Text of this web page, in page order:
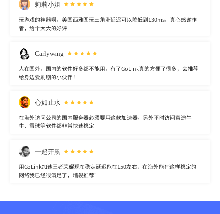
莉莉小姐
玩游戏的神器啊，美国西雅图玩三角洲延迟可以降低到130ms，真心感谢作
者，给个大大的好评
Carlywang
人在国外，国内的软件好多都不能用，有了GoLink真的方便了很多，会推荐
给身边爱刷剧的小伙伴！
心如止水
在海外访问公司的国内服务器必须要用这款加速器。另外平时访问富途牛
牛、雪球等软件都非常快速稳定
一起开黑
用GoLink加速王者荣耀现在稳定延迟能在150左右，在海外能有这样稳定的
网络我已经很满足了，墙裂推荐”